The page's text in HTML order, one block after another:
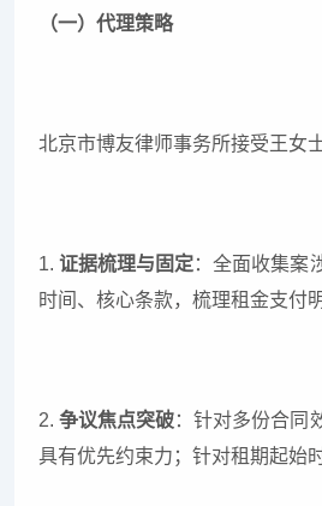
（一）代理策略
北京市博友律师事务所接受王女
1. 证据梳理与固定：全面收集案
时间、核心条款，梳理租金支付
2. 争议焦点突破：针对多份合同
具有优先约束力；针对租期起始